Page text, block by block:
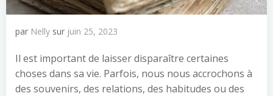
par Nelly sur juin 25, 2023
Il est important de laisser disparaître certaines
choses dans sa vie. Parfois, nous nous accrochons à
des souvenirs, des relations, des habitudes ou des